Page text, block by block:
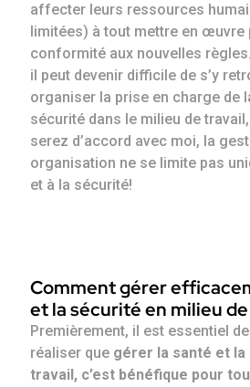
affecter leurs ressources
limitées) à tout mettre en œuvre
conformité aux nouvelles
il peut devenir difficile de s’y
organiser la prise en charge de
sécurité dans le milieu de
serez d’accord avec moi, la
organisation ne se limite pas
et à la sécurité!
Comment gérer
et la sécurité en milieu
Premièrement, il est essentiel
réaliser que gérer la santé et
travail, c’est bénéfique pour